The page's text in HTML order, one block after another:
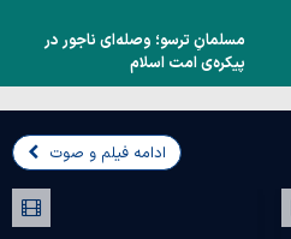
مسلمانِ ترسو؛ وصله‌ای ناجور در
پیکره‌ی امت اسلام
ادامه فیلم و صوت